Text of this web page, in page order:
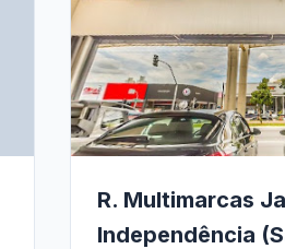
R. Multimarcas
Independência